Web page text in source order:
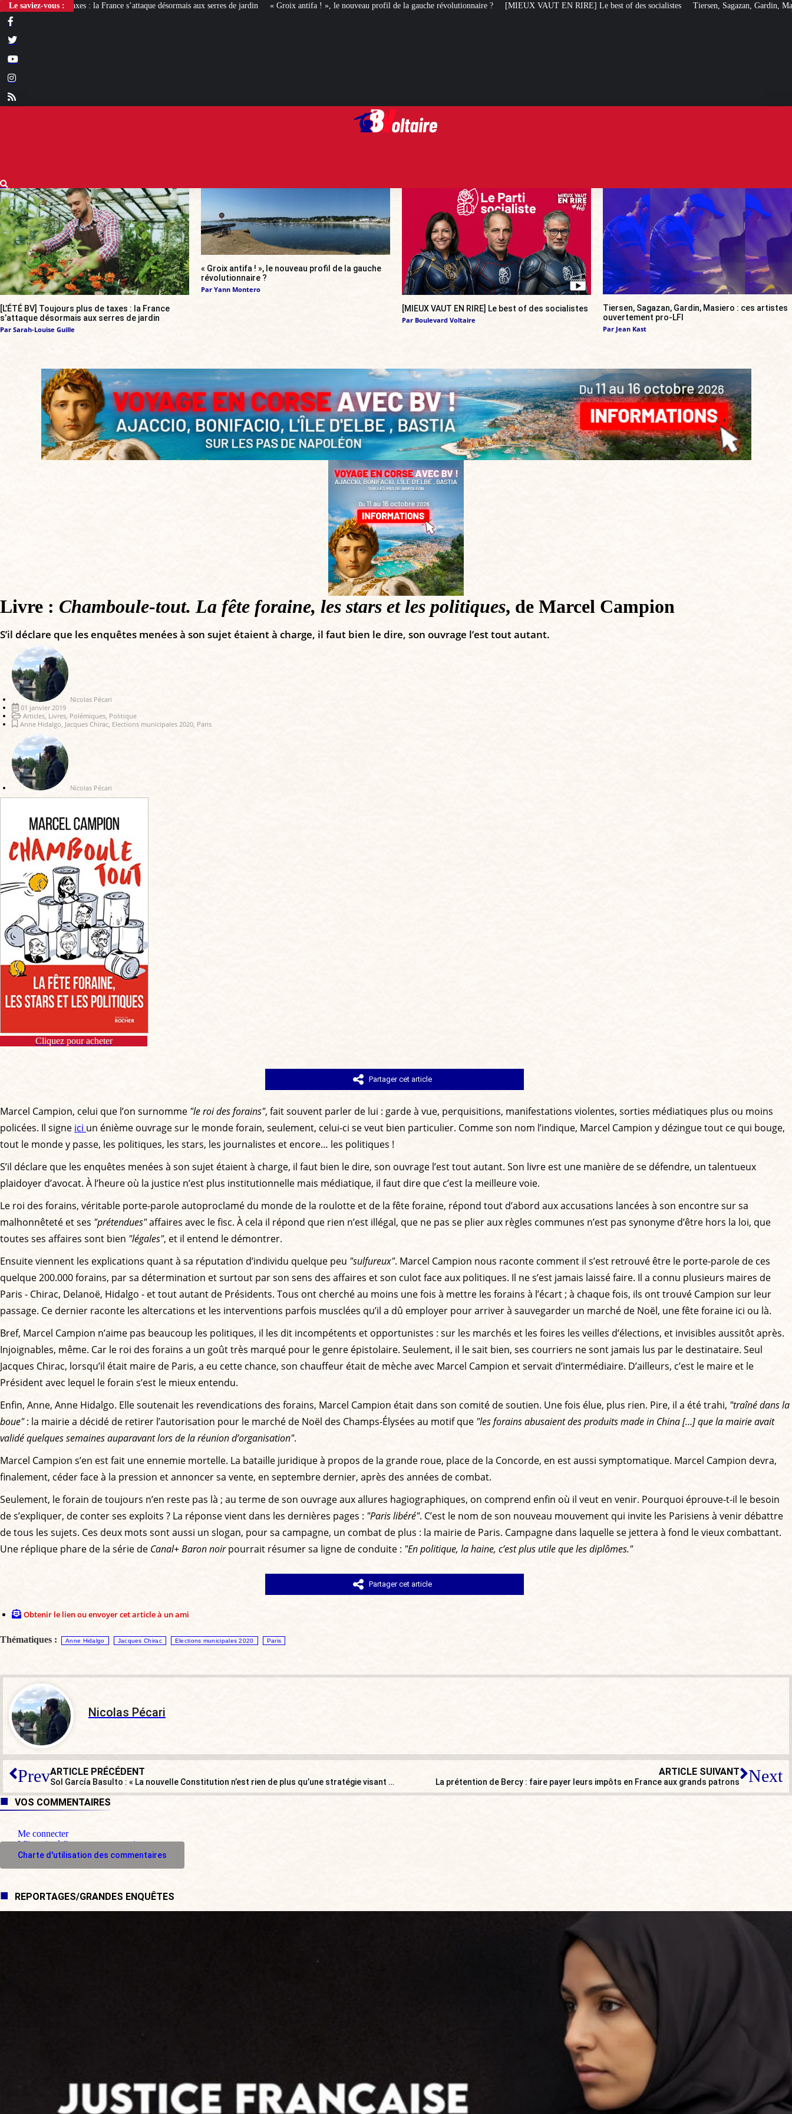
Le saviez-vous :
s’attaque désormais aux serres de jardin « Groix antifa ! », le nouveau profil de la gauche révolutionnaire ? [MIEUX VAUT EN RIRE] Le best of des socialistes Tiersen, Sagazan, Gardin, Masiero : ces artistes
[L’ÉTÉ BV] Toujours plus de taxes : la France
s’attaque désormais aux serres de jardin
Par Sarah-Louise Guille
« Groix antifa ! », le nouveau profil de la gauche
révolutionnaire ?
Par Yann Montero
[MIEUX VAUT EN RIRE] Le best of des socialistes
Par Boulevard Voltaire
Tiersen, Sagazan, Gardin, Masiero : ces artistes
ouvertement pro-LFI
Par Jean Kast
Livre : Chamboule-tout. La fête foraine, les stars et les politiques, de Marcel Campion
S’il déclare que les enquêtes menées à son sujet étaient à charge, il faut bien le dire, son ouvrage l’est tout autant.
Nicolas Pécari
01 janvier 2019
Articles Livres Polémiques Politique
Anne Hidalgo Jacques Chirac Elections municipales 2020 Paris
Nicolas Pécari
Cliquez pour acheter
Partager cet article
Marcel Campion, celui que l’on surnomme "le roi des forains", fait souvent parler de lui : garde à vue, perquisitions, manifestations violentes, sorties médiatiques plus ou moins
policées. Il signe ici un énième ouvrage sur le monde forain, seulement, celui-ci se veut bien particulier. Comme son nom l’indique, Marcel Campion y dézingue tout ce qui bouge,
tout le monde y passe, les politiques, les stars, les journalistes et encore… les politiques !
S’il déclare que les enquêtes menées à son sujet étaient à charge, il faut bien le dire, son ouvrage l’est tout autant. Son livre est une manière de se défendre, un talentueux
plaidoyer d’avocat. À l’heure où la justice n’est plus institutionnelle mais médiatique, il faut dire que c’est la meilleure voie.
Le roi des forains, véritable porte-parole autoproclamé du monde de la roulotte et de la fête foraine, répond tout d’abord aux accusations lancées à son encontre sur sa
malhonnêteté et ses "prétendues"affaires avec le fisc. À cela il répond que rien n’est illégal, que ne pas se plier aux règles communes n’est pas synonyme d’être hors la loi, que
toutes ses affaires sont bien "légales", et il entend le démontrer.
Ensuite viennent les explications quant à sa réputation d’individu quelque peu "sulfureux". Marcel Campion nous raconte comment il s’est retrouvé être le porte-parole de ces
quelque 200.000 forains, par sa détermination et surtout par son sens des affaires et son culot face aux politiques. Il ne s’est jamais laissé faire. Il a connu plusieurs maires de
Paris - Chirac, Delanoë, Hidalgo - et tout autant de Présidents. Tous ont cherché au moins une fois à mettre les forains à l’écart ; à chaque fois, ils ont trouvé Campion sur leur
passage. Ce dernier raconte les altercations et les interventions parfois musclées qu’il a dû employer pour arriver à sauvegarder un marché de Noël, une fête foraine ici ou là.
Bref, Marcel Campion n’aime pas beaucoup les politiques, il les dit incompétents et opportunistes : sur les marchés et les foires les veilles d’élections, et invisibles aussitôt après.
Injoignables, même. Car le roi des forains a un goût très marqué pour le genre épistolaire. Seulement, il le sait bien, ses courriers ne sont jamais lus par le destinataire. Seul
Jacques Chirac, lorsqu’il était maire de Paris, a eu cette chance, son chauffeur était de mèche avec Marcel Campion et servait d’intermédiaire. D’ailleurs, c’est le maire et le
Président avec lequel le forain s’est le mieux entendu.
Enfin, Anne, Anne Hidalgo. Elle soutenait les revendications des forains, Marcel Campion était dans son comité de soutien. Une fois élue, plus rien. Pire, il a été trahi, "traîné dans la
boue": la mairie a décidé de retirer l’autorisation pour le marché de Noël des Champs-Élysées au motif que "les forains abusaient des produits made in China […] que la mairie avait
validé quelques semaines auparavant lors de la réunion d’organisation".
Marcel Campion s’en est fait une ennemie mortelle. La bataille juridique à propos de la grande roue, place de la Concorde, en est aussi symptomatique. Marcel Campion devra,
finalement, céder face à la pression et annoncer sa vente, en septembre dernier, après des années de combat.
Seulement, le forain de toujours n’en reste pas là ; au terme de son ouvrage aux allures hagiographiques, on comprend enfin où il veut en venir. Pourquoi éprouve-t-il le besoin
de s’expliquer, de conter ses exploits ? La réponse vient dans les dernières pages : "Paris libéré". C’est le nom de son nouveau mouvement qui invite les Parisiens à venir débattre
de tous les sujets. Ces deux mots sont aussi un slogan, pour sa campagne, un combat de plus : la mairie de Paris. Campagne dans laquelle se jettera à fond le vieux combattant.
Une réplique phare de la série de Canal+Baron noirpourrait résumer sa ligne de conduite : "En politique, la haine, c’est plus utile que les diplômes."
Partager cet article
Obtenir le lien ou envoyer cet article à un ami
Thématiques : Anne Hidalgo Jacques Chirac Elections municipales 2020 Paris
Nicolas Pécari
PrevARTICLE PRÉCÉDENT
Sol García Basulto : « La nouvelle Constitution n’est rien de plus qu’une stratégie visant à prolonger la vie du régime castriste »
ARTICLE SUIVANT
La prétention de Bercy : faire payer leurs impôts en France aux grands patrons Next
VOS COMMENTAIRES
Me connecter
M'inscrire à l'espace commentaire
Charte d'utilisation des commentaires
REPORTAGES/GRANDES ENQUÊTES